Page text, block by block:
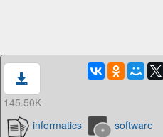
145.50K
informatics
software